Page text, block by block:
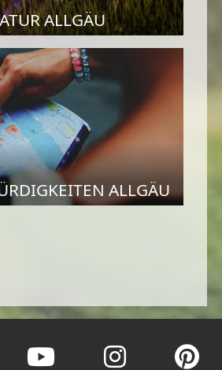
ALLGÄU
ALLGÄU